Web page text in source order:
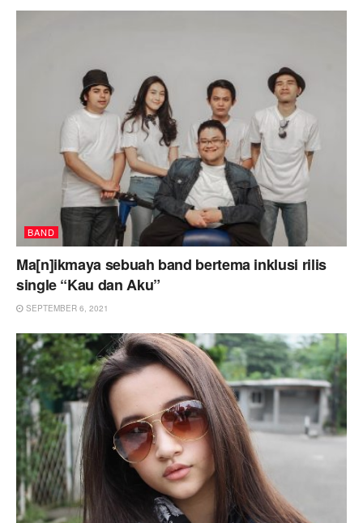
BAND
Ma[n]ikmaya sebuah band bertema inklusi rilis
single “Kau dan Aku”
SEPTEMBER 6, 2021